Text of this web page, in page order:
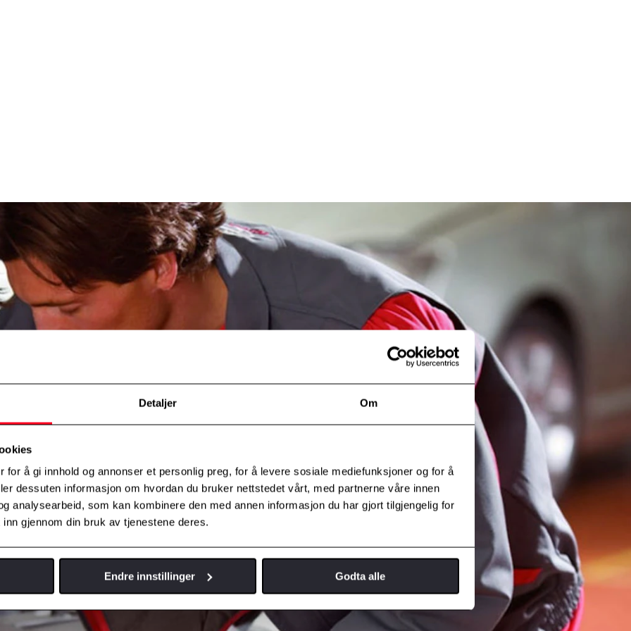
Detaljer Om
for å gi innhold og annonser et personlig preg, for å levere sosiale mediefunksjoner og for å
dessuten informasjon om hvordan du bruker nettstedet vårt, med partnerne våre innen
analysearbeid, som kan kombinere den med annen informasjon du har gjort tilgjengelig for
gjennom din bruk av tjenestene deres.
Endre innstillinger Godta alle